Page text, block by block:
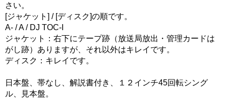
さい。
[ジャケット] / [ディスク]の順です。
A- / A / DJ TOC-I
ジャケット：右下にテープ跡（放送局放出・管理カードは
がし跡）ありますが、それ以外はキレイです。
ディスク：キレイです。
日本盤、帯なし、解説書付き、１２インチ45回転シング
ル、見本盤。